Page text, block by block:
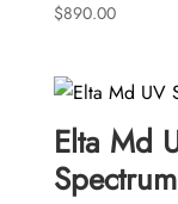
$890.00
Elta Md